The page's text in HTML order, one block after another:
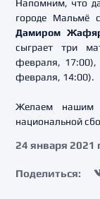
Напомним, что
городе Мальмё
Дамиром
сыграет три
февраля,
февраля, 14:00).
Желаем нашим
национальной
24 января 2021
Поделиться: